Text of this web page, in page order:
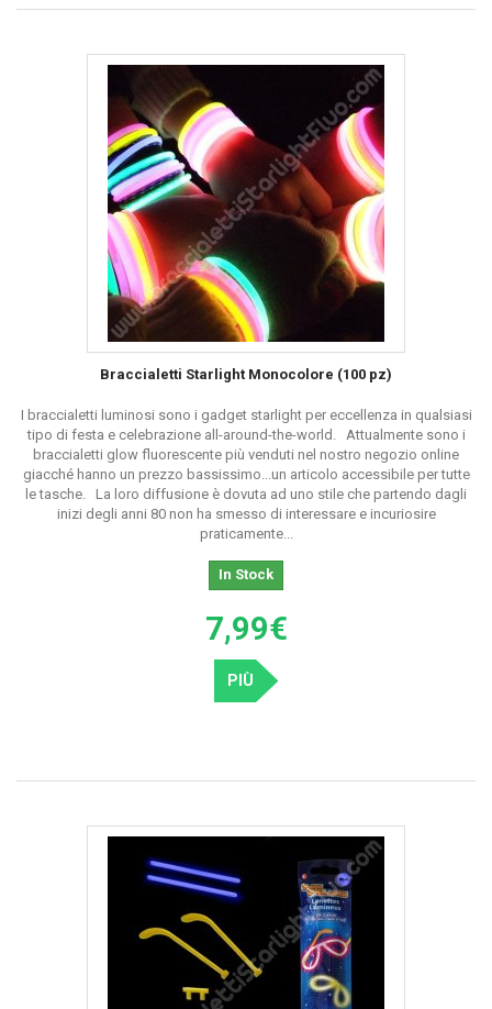
Braccialetti Starlight Monocolore (100 pz)
I braccialetti luminosi sono i gadget starlight per eccellenza in qualsiasi
tipo di festa e celebrazione all-around-the-world. Attualmente sono i
braccialetti glow fluorescente più venduti nel nostro negozio online
giacché hanno un prezzo bassissimo...un articolo accessibile per tutte
le tasche. La loro diffusione è dovuta ad uno stile che partendo dagli
inizi degli anni 80 non ha smesso di interessare e incuriosire
praticamente...
In Stock
7,99€
PIÙ